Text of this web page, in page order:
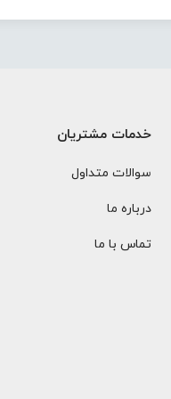
خدمات مشتریان
سوالات متداول
درباره ما
تماس با ما